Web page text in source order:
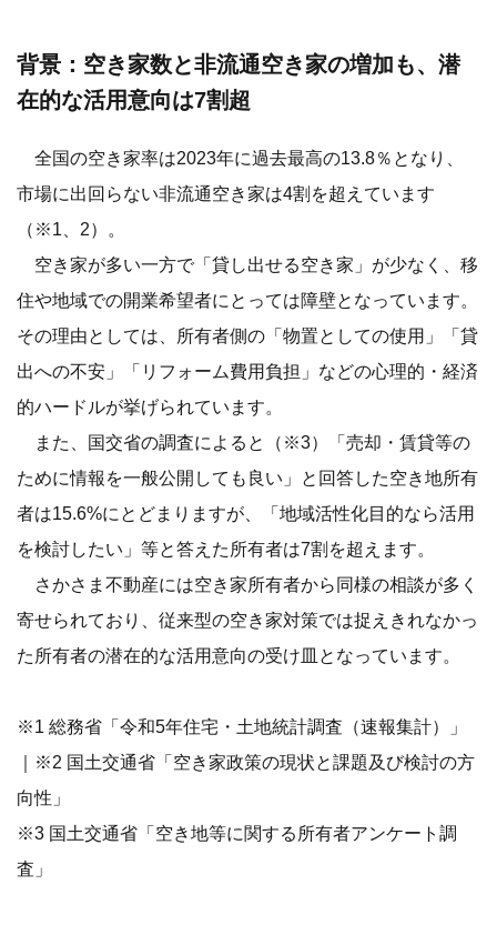
背景：空き家数と非流通空き家の増加も、潜
在的な活用意向は7割超
全国の空き家率は2023年に過去最高の13.8％となり、
市場に出回らない非流通空き家は4割を超えています
（※1、2）。
空き家が多い一方で「貸し出せる空き家」が少なく、移
住や地域での開業希望者にとっては障壁となっています。
その理由としては、所有者側の「物置としての使用」「貸
出への不安」「リフォーム費用負担」などの心理的・経済
的ハードルが挙げられています。
また、国交省の調査によると（※3）「売却・賃貸等の
ために情報を一般公開しても良い」と回答した空き地所有
者は15.6%にとどまりますが、「地域活性化目的なら活用
を検討したい」等と答えた所有者は7割を超えます。
さかさま不動産には空き家所有者から同様の相談が多く
寄せられており、従来型の空き家対策では捉えきれなかっ
た所有者の潜在的な活用意向の受け皿となっています。
※1 総務省「令和5年住宅・土地統計調査（速報集計）」
｜※2 国土交通省「空き家政策の現状と課題及び検討の方
向性」
※3 国土交通省「空き地等に関する所有者アンケート調
査」